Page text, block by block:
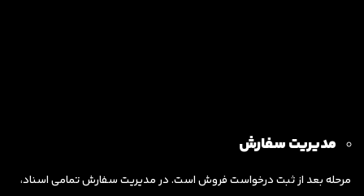
مدیریت سفارش
مرحله بعد از ثبت درخواست فروش است. در مدیریت سفارش تمامی اسناد،